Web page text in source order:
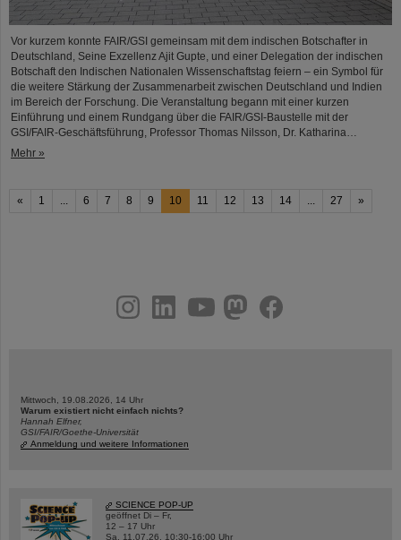
Vor kurzem konnte FAIR/GSI gemeinsam mit dem indischen Botschafter in
Deutschland, Seine Exzellenz Ajit Gupte, und einer Delegation der indischen
Botschaft den Indischen Nationalen Wissenschaftstag feiern – ein Symbol für
die weitere Stärkung der Zusammenarbeit zwischen Deutschland und Indien
im Bereich der Forschung. Die Veranstaltung begann mit einer kurzen
Einführung und einem Rundgang über die FAIR/GSI-Baustelle mit der
GSI/FAIR-Geschäftsführung, Professor Thomas Nilsson, Dr. Katharina…
Mehr »
« 1 6 7 8 9 10 11 12 13 14 27 »
youtubehelmholtz.socialfacebook
Mittwoch, 19.08.2026, 14 Uhr
Warum existiert nicht einfach nichts?
Hannah Elfner,
GSI/FAIR/Goethe-Universität
Anmeldung und weitere Informationen
SCIENCE POP-UP
geöffnet Di – Fr,
12 – 17 Uhr
Sa, 11.07.26, 10:30-16:00 Uhr